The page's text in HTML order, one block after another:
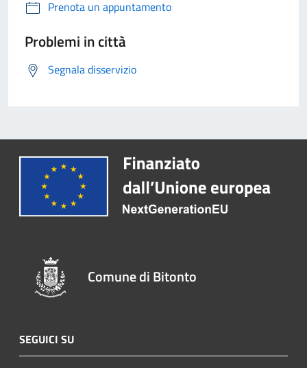
Prenota un appuntamento
Problemi in città
Segnala disservizio
Comune di Bitonto
SEGUICI SU